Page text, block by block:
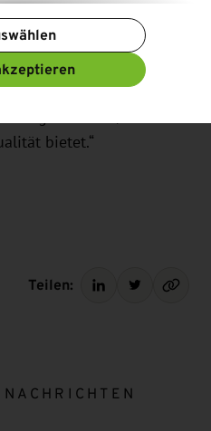
fortsetzen. Ich bin
Freistaat dadurch auch
gute
nimmt und Sachsen
bietet.“
Teilen:
Sie in unseren
und ergänzend in unserem